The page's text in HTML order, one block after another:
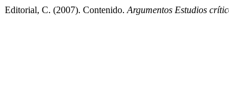
Editorial, C. (2007). Contenido. Argumentos Estudios